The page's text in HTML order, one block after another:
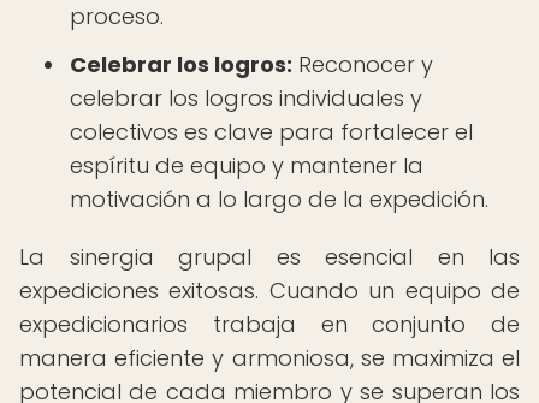
proceso.
Celebrar los logros: Reconocer y
celebrar los logros individuales y
colectivos es clave para fortalecer el
espíritu de equipo y mantener la
motivación a lo largo de la expedición.
La sinergia grupal es esencial en las
expediciones exitosas. Cuando un equipo de
expedicionarios trabaja en conjunto de
manera eficiente y armoniosa, se maximiza el
potencial de cada miembro y se superan los